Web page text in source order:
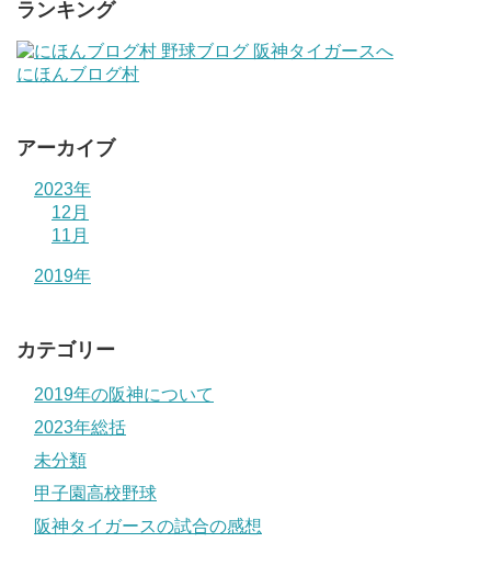
ランキング
にほんブログ村
アーカイブ
2023年
12月
11月
2019年
カテゴリー
2019年の阪神について
2023年総括
未分類
甲子園高校野球
阪神タイガースの試合の感想